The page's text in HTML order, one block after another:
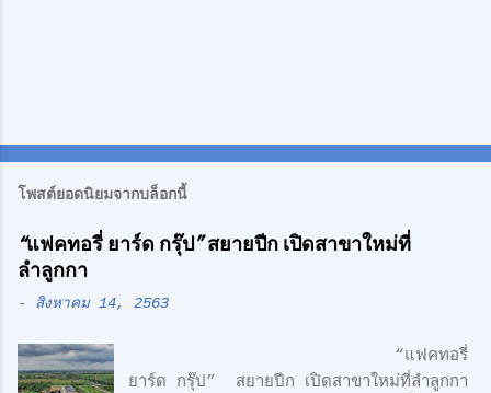
โพสต์ยอดนิยมจากบล็อกนี้
“แฟคทอรี่ ยาร์ด กรุ๊ป” สยายปีก เปิดสาขาใหม่ที่
ลำลูกกา
- สิงหาคม 14, 2563
“แฟคทอรี่
ยาร์ด กรุ๊ป” สยายปีก เปิดสาขาใหม่ที่ลำลูกกา